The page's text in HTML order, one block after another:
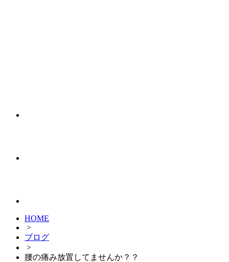
HOME
>
ブログ
>
腰の痛み放置してませんか？？